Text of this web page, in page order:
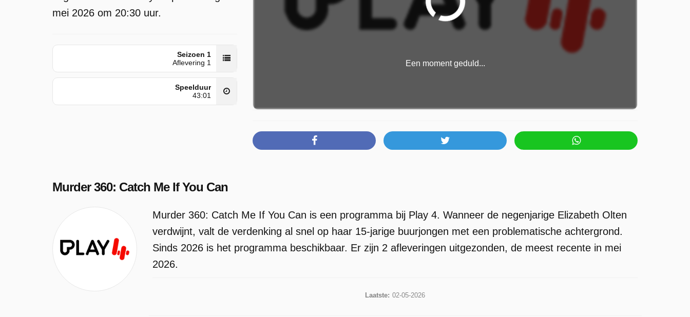
mei 2026 om 20:30 uur.
Seizoen 1
Aflevering 1
Speelduur
43:01
Een moment geduld...
Murder 360: Catch Me If You Can
Murder 360: Catch Me If You Can is een programma bij Play 4. Wanneer de negenjarige Elizabeth Olten
verdwijnt, valt de verdenking al snel op haar 15-jarige buurjongen met een problematische achtergrond.
Sinds 2026 is het programma beschikbaar. Er zijn 2 afleveringen uitgezonden, de meest recente in mei
2026.
Laatste: 02-05-2026